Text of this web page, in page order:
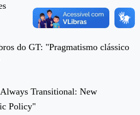
do GT: "Pragmatismo clássico
Transitional: New
Policy"